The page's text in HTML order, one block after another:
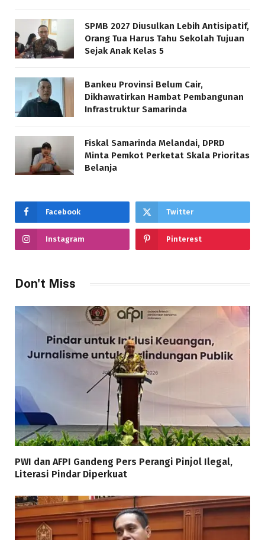
SPMB 2027 Diusulkan Lebih Antisipatif,
Orang Tua Harus Tahu Sekolah Tujuan
Sejak Anak Kelas 5
Bankeu Provinsi Belum Cair,
Dikhawatirkan Hambat Pembangunan
Infrastruktur Samarinda
Fiskal Samarinda Melandai, DPRD
Minta Pemkot Perketat Skala Prioritas
Belanja
Facebook Twitter
Instagram Pinterest
Don't Miss
PWI dan AFPI Gandeng Pers Perangi Pinjol Ilegal,
Literasi Pindar Diperkuat